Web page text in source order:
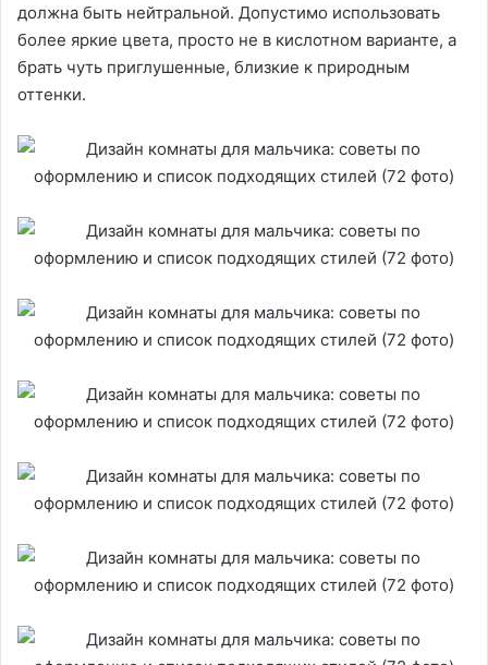
должна быть нейтральной. Допустимо использовать
более яркие цвета, просто не в кислотном варианте, а
брать чуть приглушенные, близкие к природным
оттенки.